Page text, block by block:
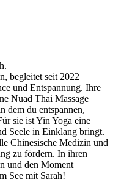
begleitet seit 2022
und Entspannung. Ihre
Nuad Thai Massage
dem du entspannen,
sie ist Yin Yoga eine
Seele in Einklang bringt.
Chinesische Medizin und
zu fördern. In ihren
und den Moment
See mit Sarah!